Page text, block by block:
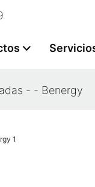
- - Benergy